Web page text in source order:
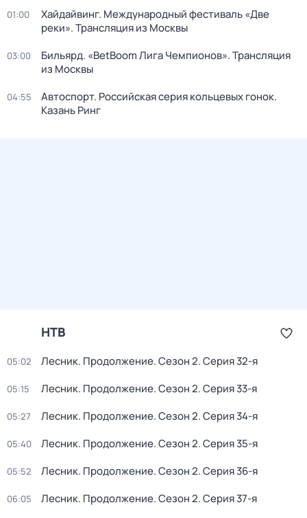
01:00
Хайдайвинг. Международный фестиваль «Две
реки». Трансляция из Москвы
03:00
Бильярд. «BetBoom Лига Чемпионов». Трансляция
из Москвы
04:55
Автоспорт. Российская серия кольцевых гонок.
Казань Ринг
НТВ
05:02 Лесник. Продолжение. Сезон 2. Серия 32-я
05:15 Лесник. Продолжение. Сезон 2. Серия 33-я
05:27 Лесник. Продолжение. Сезон 2. Серия 34-я
05:40 Лесник. Продолжение. Сезон 2. Серия 35-я
05:52 Лесник. Продолжение. Сезон 2. Серия 36-я
06:05 Лесник. Продолжение. Сезон 2. Серия 37-я